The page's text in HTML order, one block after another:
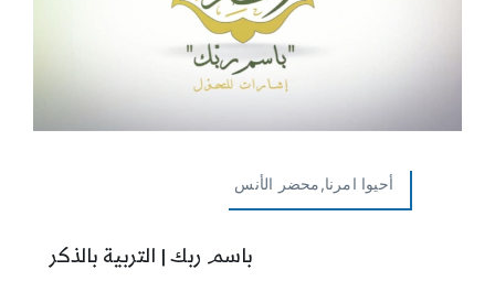
أحيوا امرنا,محضر الأنس
باسم ربك | التربية بالذكر